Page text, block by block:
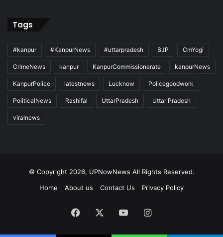
Tags
#kanpur #KanpurNews #uttarpradesh BJP CmYogi
CrimeNews kanpur KanpurCommissionerate kanpurNews
KanpurPolice latestnews Lucknow Policegoodwork
PoliticalNews Rashifal UttarPradesh Uttar Pradesh
viralnews
© Copyright 2026, UPNowNews All Rights Reserved.
Home
About us Contact Us Privacy Policy
Facebook YouTubeInstagram